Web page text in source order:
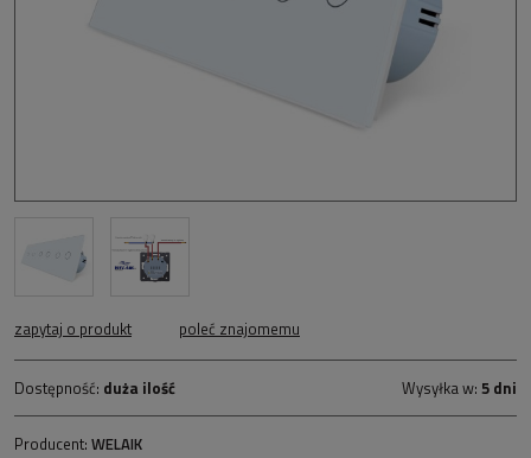
zapytaj o produkt poleć znajomemu
Dostępność: duża ilość Wysyłka w: 5 dni
Producent: WELAIK